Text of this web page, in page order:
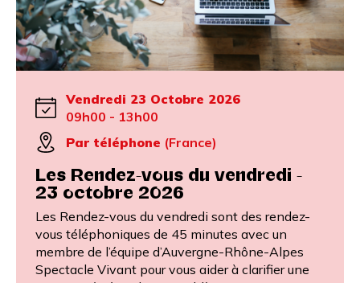
Vendredi 23 Octobre 2026
09h00 - 13h00
Par téléphone (France)
Les Rendez-vous du vendredi -
23 octobre 2026
Les Rendez-vous du vendredi sont des rendez-
vous téléphoniques de 45 minutes avec un
membre de l’équipe d’Auvergne-Rhône-Alpes
Spectacle Vivant pour vous aider à clarifier une